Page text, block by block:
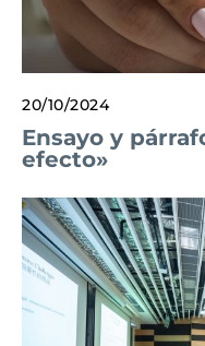
20/10/2024
Ensayo y
efecto»